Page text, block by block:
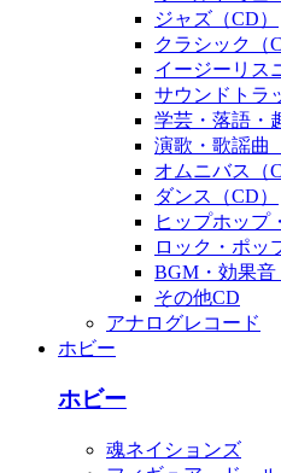
ジャズ（CD）
クラシック（
イージーリス
サウンドトラ
学芸・落語・
演歌・歌謡曲
オムニバス（
ダンス（CD）
ヒップホップ
ロック・ポッ
BGM・効果音
その他CD
アナログレコード
ホビー
ホビー
魂ネイションズ